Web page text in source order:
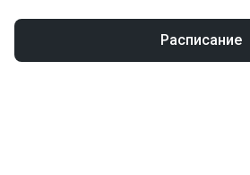
Расписание